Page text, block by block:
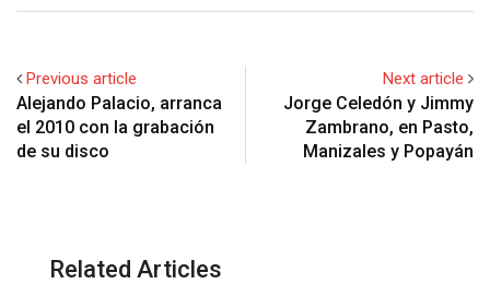
Previous article
Alejando Palacio, arranca
el 2010 con la grabación
de su disco
Next article
Jorge Celedón y Jimmy
Zambrano, en Pasto,
Manizales y Popayán
Related Articles